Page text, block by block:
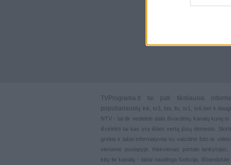
TVPrograma.lt tai pati tiksliausia
populiariausių lnk tv3 btv, ltv tv1 tv6 bet ir
NTV - tai tik nedidelė dalis išvardintų kanalų kurių
išsirinkti tai kas yra išties vertą jūsų dėmesio.
greitai ir labai informatyviai su vaizdine foto ar
viename puslapyje. Kiekvienas portalo
kitų tvkanalų - labai naudinga funkcija,